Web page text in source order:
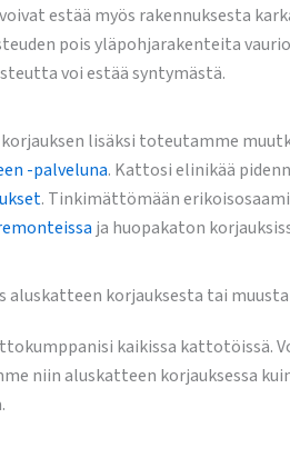
estää myös rakennuksesta
pois yläpohjarakenteita
voi estää syntymästä.
lisäksi toteutamme
-palveluna. Kattosi elinikää
. Tinkimättömään
ja huopakaton
aluskatteen korjauksesta tai
kaikissa kattotöissä.
niin aluskatteen korjauksessa